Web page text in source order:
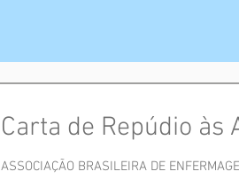
Carta de Repúdio
ASSOCIAÇÃO BRASILEIRA DE